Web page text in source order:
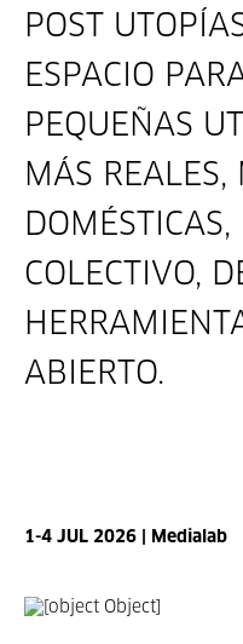
POST
ESPACIO
PEQUEÑAS
MÁS REALES,
COLECTIVO,
ABIERTO.
1-4 JUL 2026 | Medialab